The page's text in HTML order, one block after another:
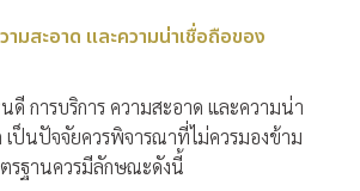
ามสะอาด และความน่าเชื่อถือของ
ดี การบริการ ความสะอาด และความน่า
เป็นปัจจัยควรพิจารณาที่ไม่ควรมองข้าม
รฐานควรมีลักษณะดังนี้